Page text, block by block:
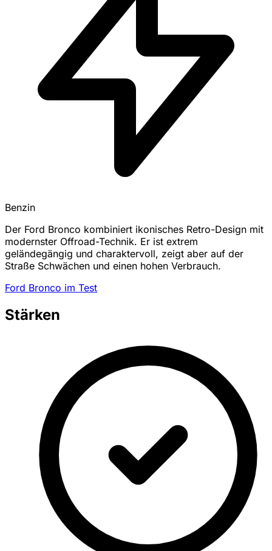
Benzin
Der Ford Bronco kombiniert ikonisches Retro-Design mit
modernster Offroad-Technik. Er ist extrem
geländegängig und charaktervoll, zeigt aber auf der
Straße Schwächen und einen hohen Verbrauch.
Ford Bronco im Test
Stärken